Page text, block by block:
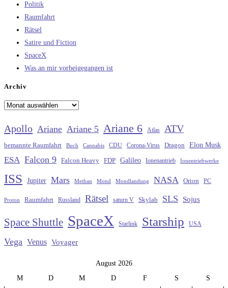
Politik
Raumfahrt
Rätsel
Satire und Fiction
SpaceX
Was an mir vorbeigegangen ist
Archiv
Archiv
Apollo Ariane Ariane 5 Ariane 6 Atlas ATV
bemannte Raumfahrt Buch Cannabis CDU Corona-Virus Dragon Elon Musk
ESA Falcon 9 Falcon Heavy FDP Galileo Ionenantrieb Ionentriebwerke
ISS Jupiter Mars Methan Mond Mondlandung NASA Orion PC
Proton Raumfahrt Russland Rätsel saturn V Skylab SLS Sojus
Space Shuttle SpaceX Starlink Starship USA
Vega Venus Voyager
August 2026
M
D M D F S S